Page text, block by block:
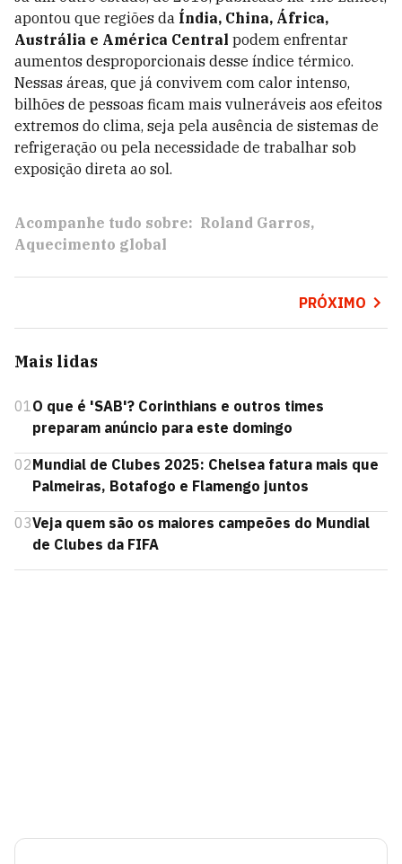
apontou que regiões da Índia, China, África,
Austrália e América Central podem enfrentar
aumentos desproporcionais desse índice térmico.
Nessas áreas, que já convivem com calor intenso,
bilhões de pessoas ficam mais vulneráveis aos efeitos
extremos do clima, seja pela ausência de sistemas de
refrigeração ou pela necessidade de trabalhar sob
exposição direta ao sol.
Acompanhe tudo sobre: Roland Garros
Aquecimento global
PRÓXIMO
Mais lidas
01O que é 'SAB'? Corinthians e outros times
preparam anúncio para este domingo
02Mundial de Clubes 2025: Chelsea fatura mais que
Palmeiras, Botafogo e Flamengo juntos
03Veja quem são os maiores campeões do Mundial
de Clubes da FIFA